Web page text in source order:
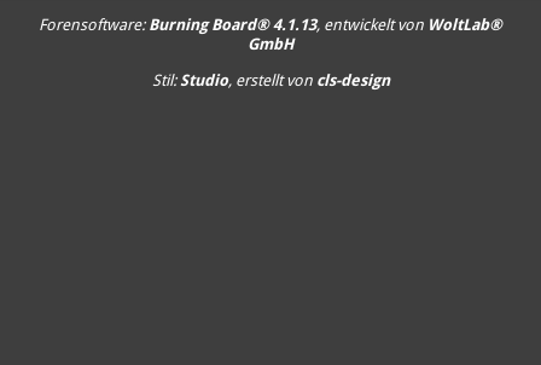
Forensoftware: Burning Board® 4.1.13, entwickelt von WoltLab®
GmbH
Stil:Studio, erstellt von cls-design